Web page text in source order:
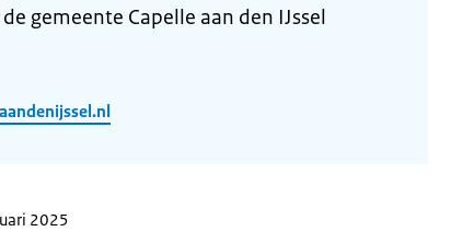
gemeente Capelle aan den IJssel
2025